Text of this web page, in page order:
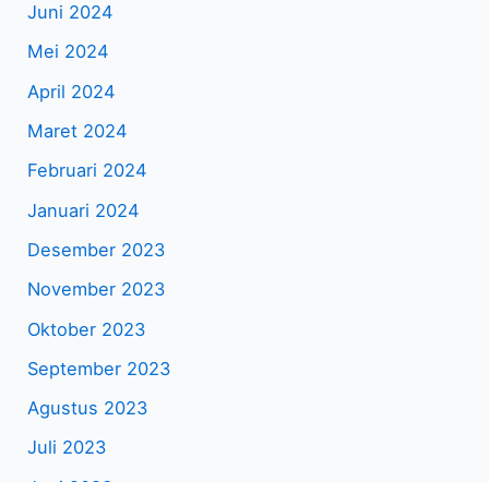
Juni 2024
Mei 2024
April 2024
Maret 2024
Februari 2024
Januari 2024
Desember 2023
November 2023
Oktober 2023
September 2023
Agustus 2023
Juli 2023